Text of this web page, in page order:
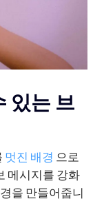
있는 브
멋진 배경 으로
메시지를 강화
을 만들어줍니